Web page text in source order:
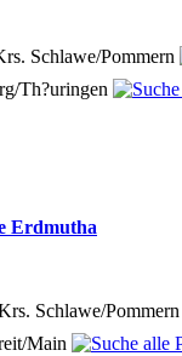
Schlawe/Pommern
Th?uringen
Erdmutha
Schlawe/
Main